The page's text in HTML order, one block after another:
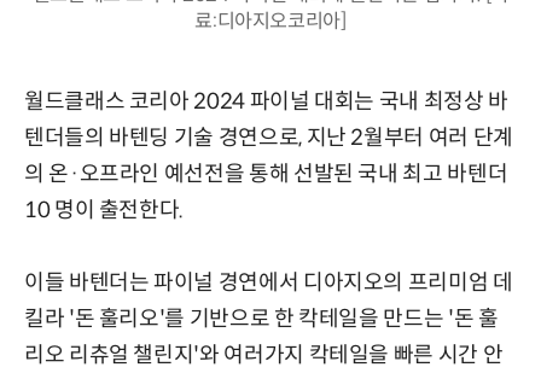
료:디아지오코리아]
월드클래스 코리아 2024 파이널 대회는 국내 최정상 바
텐더들의 바텐딩 기술 경연으로, 지난 2월부터 여러 단계
의 온·오프라인 예선전을 통해 선발된 국내 최고 바텐더
10 명이 출전한다.
이들 바텐더는 파이널 경연에서 디아지오의 프리미엄 데
킬라 '돈 훌리오'를 기반으로 한 칵테일을 만드는 '돈 훌
리오 리츄얼 챌린지'와 여러가지 칵테일을 빠른 시간 안